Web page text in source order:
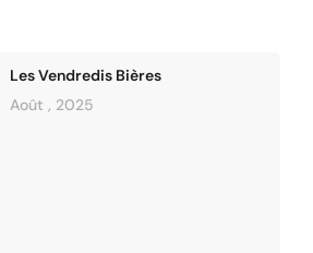
Les Vendredis Bières
Août , 2025